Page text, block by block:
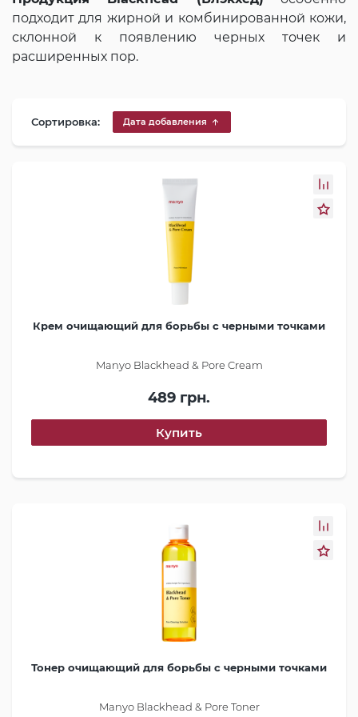
подходит для жирной и комбинированной кожи,
склонной к появлению черных точек и
расширенных пор.
Сортировка: Дата добавления
Крем очищающий для борьбы с черными точками
Manyo Blackhead & Pore Cream
489 грн.
Тонер очищающий для борьбы с черными точками
Manyo Blackhead & Pore Toner